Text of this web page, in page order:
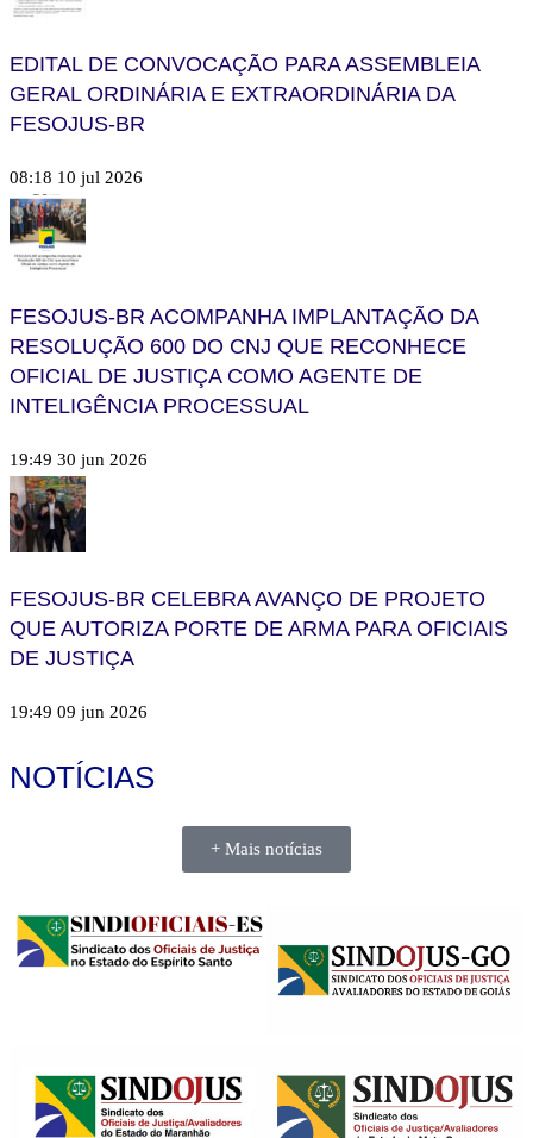
EDITAL DE CONVOCAÇÃO PARA ASSEMBLEIA
GERAL ORDINÁRIA E EXTRAORDINÁRIA DA
FESOJUS-BR
08:18 10 jul 2026
FESOJUS-BR ACOMPANHA IMPLANTAÇÃO DA
RESOLUÇÃO 600 DO CNJ QUE RECONHECE
OFICIAL DE JUSTIÇA COMO AGENTE DE
INTELIGÊNCIA PROCESSUAL
19:49 30 jun 2026
FESOJUS-BR CELEBRA AVANÇO DE PROJETO
QUE AUTORIZA PORTE DE ARMA PARA OFICIAIS
DE JUSTIÇA
19:49 09 jun 2026
NOTÍCIAS
+ Mais notícias